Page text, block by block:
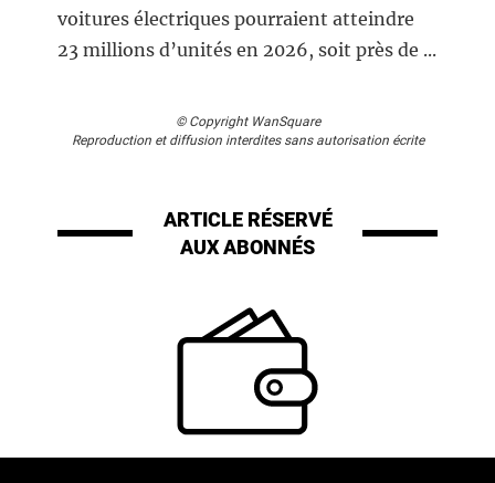
voitures électriques pourraient atteindre
23 millions d’unités en 2026, soit près de ...
© Copyright WanSquare
Reproduction et diffusion interdites sans autorisation écrite
ARTICLE RÉSERVÉ
AUX ABONNÉS